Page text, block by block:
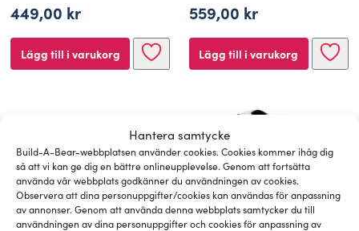
Hantera samtycke
Build-A-Bear-webbplatsen använder cookies. Cookies kommer ihåg dig
så att vi kan ge dig en bättre onlineupplevelse. Genom att fortsätta
använda vår webbplats godkänner du användningen av cookies.
Observera att dina personuppgifter/cookies kan användas för anpassning
av annonser. Genom att använda denna webbplats samtycker du till
användningen av dina personuppgifter och cookies för anpassning av
449,00 kr
Lägg till i varukorg
559,00 kr
Lägg till i varukorg